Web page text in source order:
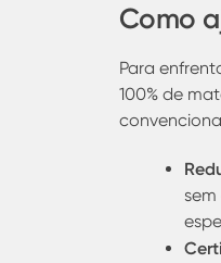
Como
Para
100% de